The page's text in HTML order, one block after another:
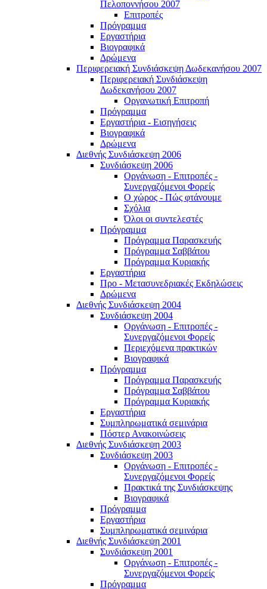
Πελοποννήσου 2007
Επιτροπές
Πρόγραμμα
Εργαστήρια
Βιογραφικά
Δρώμενα
Περιφερειακή Συνδιάσκεψη Δωδεκανήσου 2007
Περιφερειακή Συνδιάσκεψη
Δωδεκανήσου 2007
Οργανωτική Επιτροπή
Πρόγραμμα
Εργαστήρια - Εισηγήσεις
Βιογραφικά
Δρώμενα
Διεθνής Συνδιάσκεψη 2006
Συνδιάσκεψη 2006
Οργάνωση - Επιτροπές -
Συνεργαζόμενοι Φορείς
Ο χώρος - Πώς φτάνουμε
Σχόλια
Όλοι οι συντελεστές
Πρόγραμμα
Πρόγραμμα Παρασκευής
Πρόγραμμα Σαββάτου
Πρόγραμμα Κυριακής
Εργαστήρια
Προ - Μετασυνεδριακές Εκδηλώσεις
Δρώμενα
Διεθνής Συνδιάσκεψη 2004
Συνδιάσκεψη 2004
Οργάνωση - Επιτροπές -
Συνεργαζόμενοι Φορείς
Περιεχόμενα πρακτικών
Βιογραφικά
Πρόγραμμα
Πρόγραμμα Παρασκευής
Πρόγραμμα Σαββάτου
Πρόγραμμα Κυριακής
Εργαστήρια
Συμπληρωματικά σεμινάρια
Πόστερ Ανακοινώσεις
Διεθνής Συνδιάσκεψη 2003
Συνδιάσκεψη 2003
Οργάνωση - Επιτροπές -
Συνεργαζόμενοι Φορείς
Πρακτικά της Συνδιάσκεψης
Βιογραφικά
Πρόγραμμα
Εργαστήρια
Συμπληρωματικά σεμινάρια
Διεθνής Συνδιάσκεψη 2001
Συνδιάσκεψη 2001
Οργάνωση - Επιτροπές -
Συνεργαζόμενοι Φορείς
Πρόγραμμα